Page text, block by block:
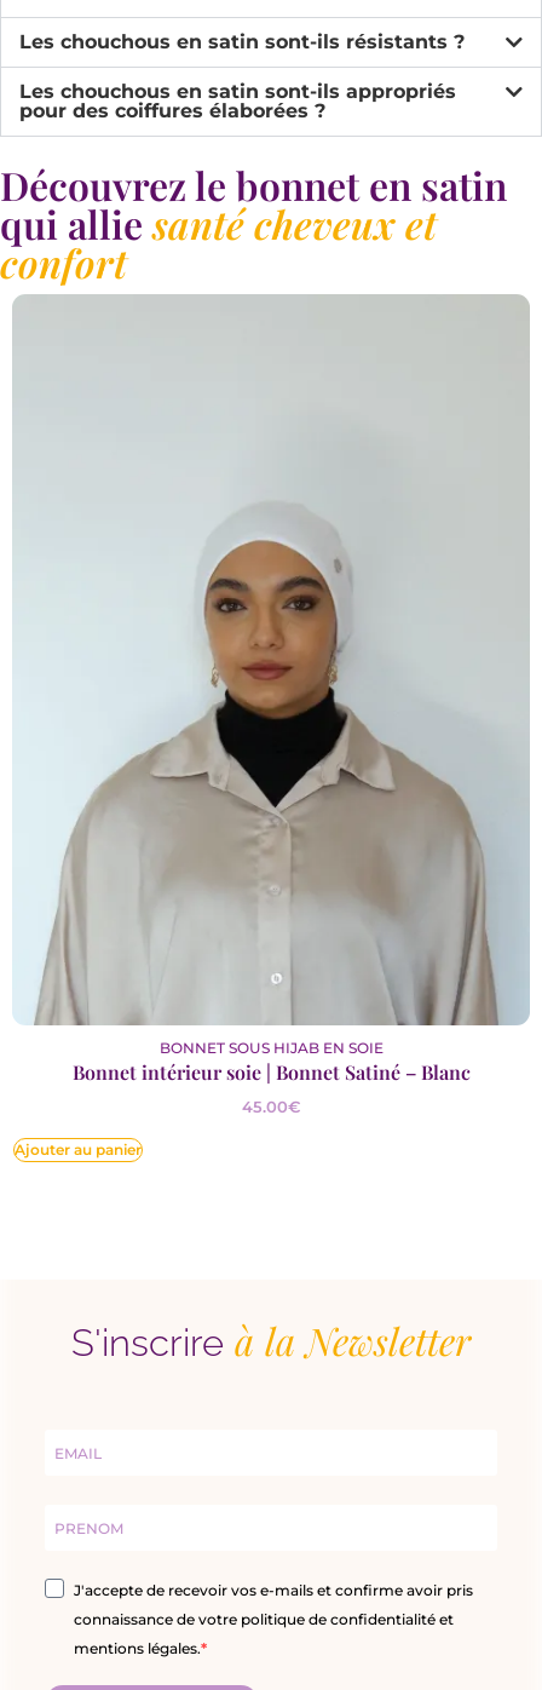
Les chouchous en satin sont-ils résistants ?
Les chouchous en satin sont-ils appropriés
pour des coiffures élaborées ?
Découvrez le bonnet en satin
qui alliesanté cheveux et
confort
BONNET SOUS HIJAB EN SOIE
Bonnet intérieur soie | Bonnet Satiné – Blanc
45.00€
Ajouter au panier
S'inscrire à la Newsletter
J'accepte de recevoir vos e-mails et confirme avoir pris
connaissance de votre politique de confidentialité et
mentions légales.